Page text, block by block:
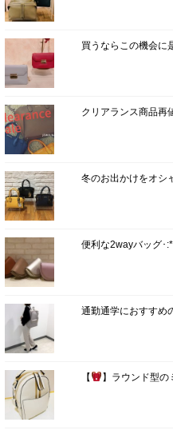
買うならこの機会に
クリアランス商品再
冬のお出かけをオシ
便利な2wayバッグ･
通勤通学におすすめ
【 】ラウンド型の